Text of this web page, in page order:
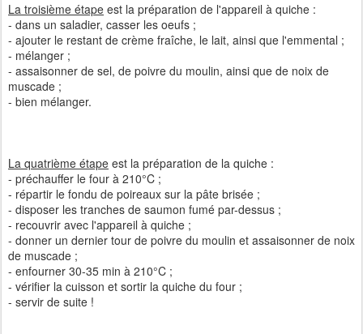
La troisième étape est la préparation de l'appareil à quiche :
- dans un saladier, casser les oeufs ;
- ajouter le restant de crème fraîche, le lait, ainsi que l'emmental ;
- mélanger ;
- assaisonner de sel, de poivre du moulin, ainsi que de noix de
muscade ;
- bien mélanger.
La quatrième étape est la préparation de la quiche :
- préchauffer le four à 210°C ;
- répartir le fondu de poireaux sur la pâte brisée ;
- disposer les tranches de saumon fumé par-dessus ;
- recouvrir avec l'appareil à quiche ;
- donner un dernier tour de poivre du moulin et assaisonner de noix
de muscade ;
- enfourner 30-35 min à 210°C ;
- vérifier la cuisson et sortir la quiche du four ;
- servir de suite !